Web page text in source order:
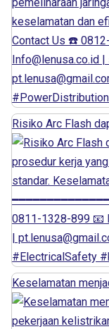
Risiko Arc Flash
Keselamatan